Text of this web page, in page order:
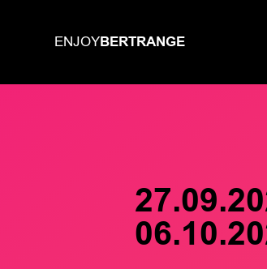
ENJOYBERTRANGE